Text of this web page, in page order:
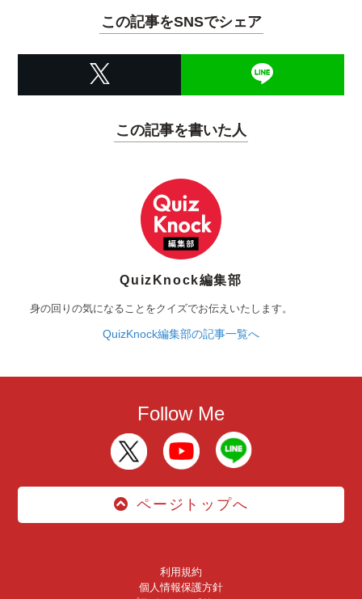
この記事をSNSでシェア
この記事を書いた人
QuizKnock編集部
身の回りの気になることをクイズでお伝えいたします。
QuizKnock編集部の記事一覧へ
Follow Me
ページトップへ
利用規約
個人情報保護方針